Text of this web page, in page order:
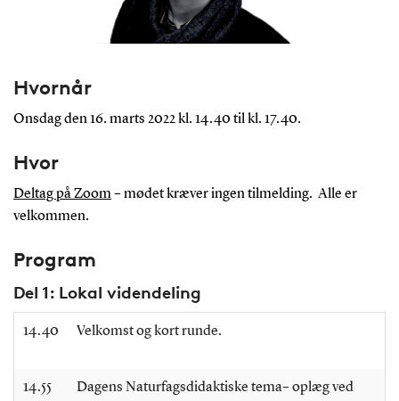
Hvornår
Onsdag den 16. marts 2022 kl. 14.40 til kl. 17.40.
Hvor
Deltag på Zoom– mødet kræver ingen tilmelding. Alle er
velkommen.
Program
Del 1: Lokal videndeling
14.40 Velkomst og kort runde.
14.55 Dagens Naturfagsdidaktiske tema– oplæg ved